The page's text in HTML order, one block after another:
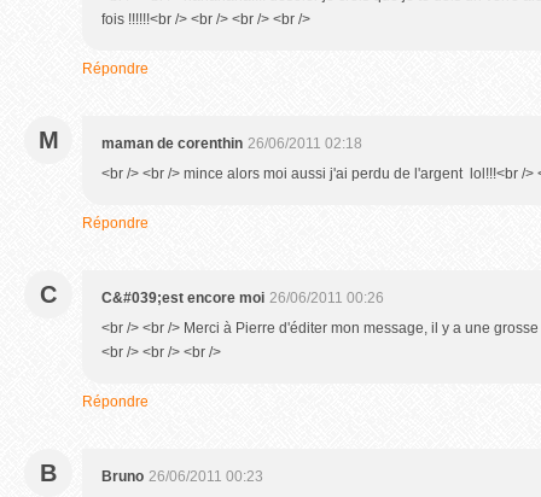
fois !!!!!!<br /> <br /> <br /> <br />
Répondre
M maman de corenthin 26/06/2011 02:18
<br /> <br /> mince alors moi aussi j'ai perdu de l'argent lol!!!<br />
Répondre
C C&#039;est encore moi 26/06/2011 00:26
<br /> <br /> Merci à Pierre d'éditer mon message, il y a une
<br /> <br /> <br />
Répondre
B Bruno 26/06/2011 00:23